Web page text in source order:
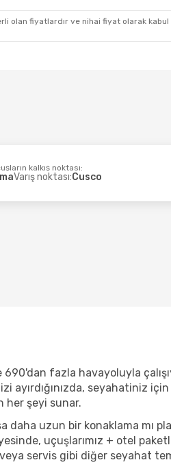
Cusco
-
fiyatlardır ve nihai fiyat olarak
kalkış noktası:
Varış noktası:Cusco
fazla havayoluyla
ayırdığınızda, seyahatiniz
her şeyi sunar.
daha uzun bir konaklama mı
uçuşlarımız + otel
servis gibi diğer seyahat